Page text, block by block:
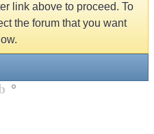
link above to proceed. To
the forum that you want